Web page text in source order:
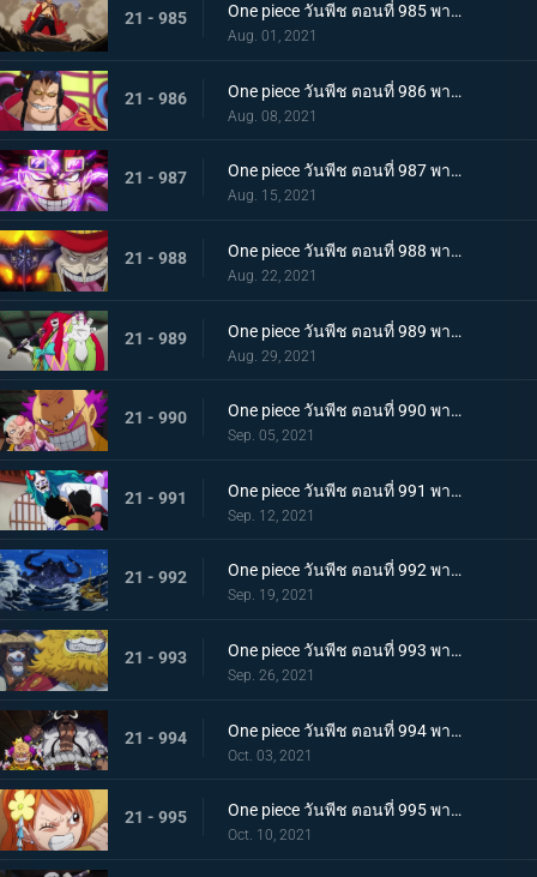
21 - 985 One piece วันพีช ตอนที่ 985 พากย์ไทย ความรู้สึกถึงโอทามะ หนึ่งหมัดแห่งความโกรธของลูฟี่
Aug. 01, 2021
21 - 986 One piece วันพีช ตอนที่ 986 พากย์ไทย ดนตรีต่อสู้ พลังที่จู่โจมใส่ลูฟี่
Aug. 08, 2021
21 - 987 One piece วันพีช ตอนที่ 987 พากย์ไทย ฝันแตกสลาย กับดักล่อลวงซันจิ
Aug. 15, 2021
21 - 988 One piece วันพีช ตอนที่ 988 พากย์ไทย กำลังเสริมมาถึง! หัวหน้าหน่วยกลุ่มโจรสลัดหนวดขาว
Aug. 22, 2021
21 - 989 One piece วันพีช ตอนที่ 989 พากย์ไทย คำสาบานของบุรุษ! บราคิโอ้แทงก์สู้ดุเดือด
Aug. 29, 2021
21 - 990 One piece วันพีช ตอนที่ 990 พากย์ไทย ฟ้าสนั่น 8 ทิศ! ลูกชายไคโดปรากฏตัว
Sep. 05, 2021
21 - 991 One piece วันพีช ตอนที่ 991 พากย์ไทย เป็นศัตรูหรือเป็นมิตร? ลูฟี่กับยามาโตะ
Sep. 12, 2021
21 - 992 One piece วันพีช ตอนที่ 992 พากย์ไทย อยากจะเป็นโอเด้ง ความรู้สึกของยามาโตะ
Sep. 19, 2021
21 - 993 One piece วันพีช ตอนที่ 993 พากย์ไทย ระเบิด! พันธนาการที่มัดอิสระของยามาโตะ
Sep. 26, 2021
21 - 994 One piece วันพีช ตอนที่ 994 พากย์ไทย ปลอกดาบแดงดวลกันตัวต่อตัว คิคุโนะโจ ปะทะ คันจูโร่
Oct. 03, 2021
21 - 995 One piece วันพีช ตอนที่ 995 พากย์ไทย จู่โจมปณิธานของโอเด้งที่สืบทอดมา
Oct. 10, 2021